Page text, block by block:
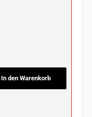
ein oder benutze die Schaltflächen
In den Warenkorb